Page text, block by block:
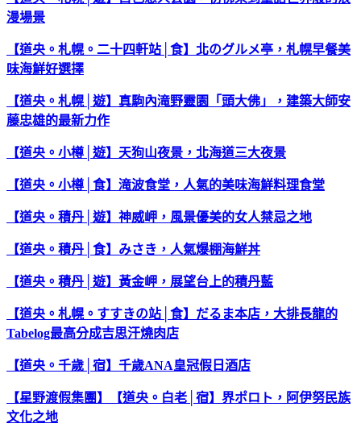
漫場景
【道央。札幌。二十四軒站│食】北のグルメ亭，札幌早餐美
味海鮮好選擇
【道央。札幌│遊】真駒內滝野靈園「頭大佛」，建築大師安
藤忠雄的最新力作
【道央。小樽│遊】天狗山夜景，北海道三大夜景
【道央。小樽│食】滝波食堂，人氣的美味海鮮料理食堂
【道央。積丹│遊】神威岬，風景優美的女人禁忌之地
【道央。積丹│食】みさき，人氣爆棚海鮮丼
【道央。積丹│遊】黃金岬，展望台上的積丹藍
【道央。札幌。すすきの站│食】だるま本店，大排長龍的
Tabelog最高分成吉思汗燒肉店
【道央。千歲│宿】千歲ANA皇冠假日酒店
【星野渡假集團】【道央。白老│宿】界ポロト，阿伊努民族
文化之地